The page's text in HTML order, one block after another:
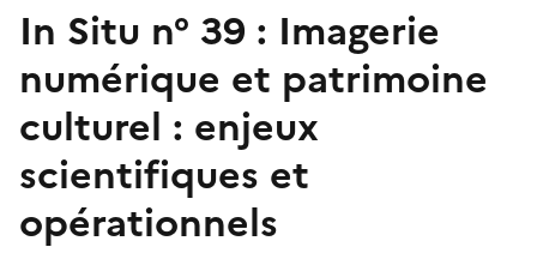
In Situ n° 39 : Imagerie
numérique et patrimoine
culturel : enjeux
scientifiques et
opérationnels